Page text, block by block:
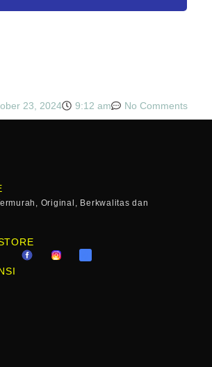
23, 2024 9:12 am No Comments
Original, Berkwalitas dan